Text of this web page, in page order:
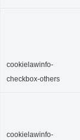
cookielawinfo-
checkbox-others
cookielawinfo-